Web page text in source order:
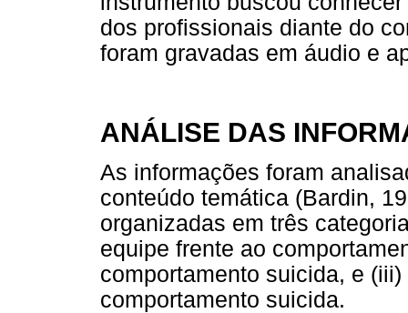
dos profissionais diante do
foram gravadas em áudio e
ANÁLISE DAS
As informações foram
conteúdo temática (Bardin,
organizadas em três
equipe frente ao
comportamento suicida, e
comportamento suicida.